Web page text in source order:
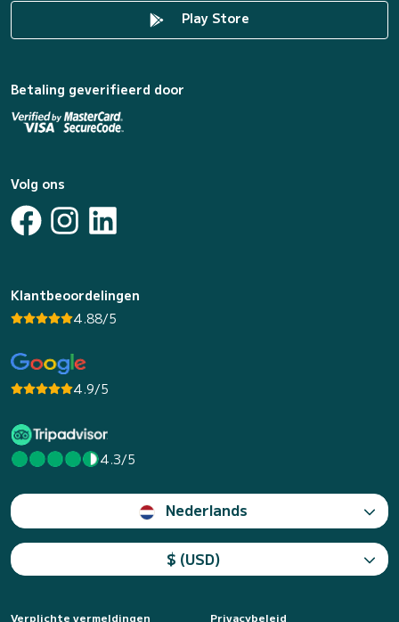
Play Store
Betaling geverifieerd door
Volg ons
Klantbeoordelingen
4.88/5
4.9/5
4.3/5
Nederlands
$ (USD)
Verplichte vermeldingen Privacybeleid